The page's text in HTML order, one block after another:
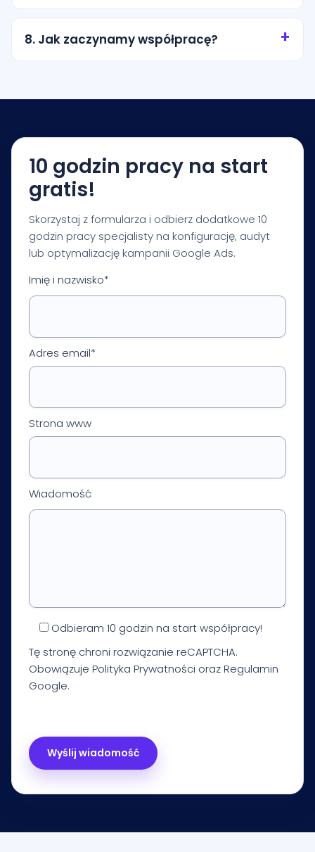
Tak. Możemy kierować reklamy na konkretne
miasto, promień wokół lokalizacji albo wybrane
obszary obsługi. Zakres ustalamy tak, aby nie
8. Jak zaczynamy współpracę?
rekomendacje dotyczące budżetu, struktury
optymalizacji.
10 godzin pracy na start
gratis!
Skorzystaj z formularza i odbierz dodatkowe 10
godzin pracy specjalisty na konfigurację, audyt
lub optymalizację kampanii Google Ads.
Imię i nazwisko*
Adres email*
Strona www
Wiadomość
Odbieram 10 godzin na start współpracy!
Tę stronę chroni rozwiązanie reCAPTCHA.
Obowiązuje Polityka Prywatności orazRegulamin
Google.